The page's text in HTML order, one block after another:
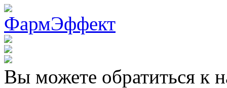
Вы можете обратиться к